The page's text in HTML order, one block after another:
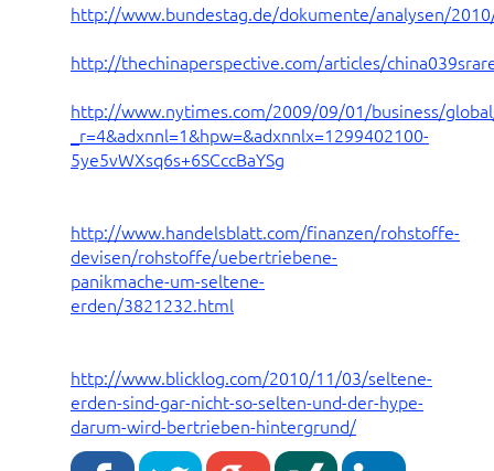
http://www.bundestag.de/dokumente/analysen/
http://thechinaperspective.com/articles/
http://www.nytimes.com/2009/09/01/business/
_r=4&adxnnl=1&hpw=&adxnnlx=1299402100-
5ye5vWXsq6s+6SCccBaYSg
http://www.handelsblatt.com/finanzen/rohstoffe-
devisen/rohstoffe/uebertriebene-
panikmache-um-seltene-
erden/3821232.html
http://www.blicklog.com/2010/11/03/seltene-
erden-sind-gar-nicht-so-selten-und-der-hype-
darum-wird-bertrieben-hintergrund/